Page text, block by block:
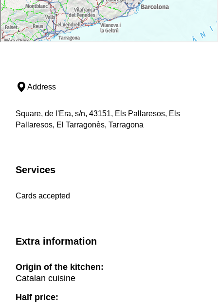
Address
Square, de l'Era, s/n, 43151, Els Pallaresos, Els
Pallaresos, El Tarragonès, Tarragona
Services
Cards accepted
Extra information
Origin of the kitchen:
Catalan cuisine
Half price: